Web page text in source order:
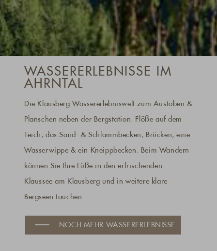
WASSER­ERLEBNISSE IM
AHRNTAL
Die Klausberg Wassererlebniswelt zum Austoben &
Planschen neben der Bergstation. Flöße auf dem
Teich, das Sand- & Schlammbecken, Brücken, eine
Wasserwippe & ein Kneippbecken. Beim Wandern
können Sie Ihre Füße in den erfrischenden
Klaussee am Klausberg und in weitere klare
Bergseen tauchen.
NOCH MEHR WASSERERLEBNISSE